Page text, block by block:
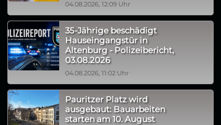
04.08.2026, 12:09 Uhr
35-Jährige beschädigt
Hauseingangstür in
Altenburg - Polizeibericht,
03.08.2026
04.08.2026, 11:02 Uhr
Pauritzer Platz wird
ausgebaut: Bauarbeiten
starten am 10. August